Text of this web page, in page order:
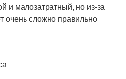
и малозатратный, но из-за
очень сложно правильно